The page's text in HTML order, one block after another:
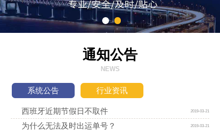
通知公告
NEWS
系统公告 行业资讯
2019-03-21
西班牙近期节假日不取件
2019-03-21
为什么无法及时出运单号？